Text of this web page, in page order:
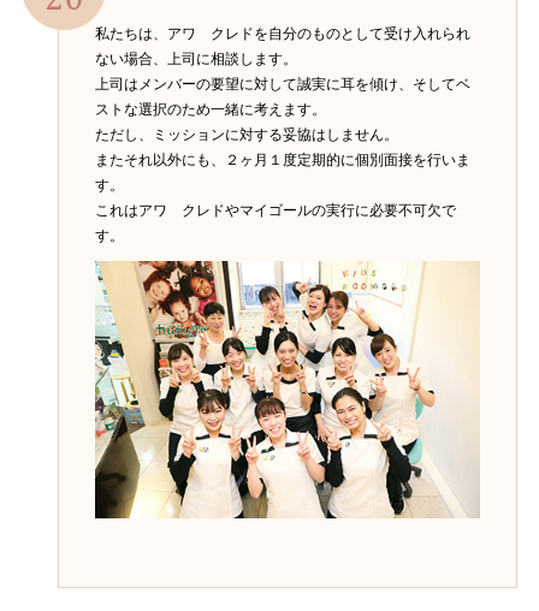
私たちは、アワ クレドを自分のものとして受け入れられ
ない場合、上司に相談します。
上司はメンバーの要望に対して誠実に耳を傾け、そしてベ
ストな選択のため一緒に考えます。
ただし、ミッションに対する妥協はしません。
またそれ以外にも、２ヶ月１度定期的に個別面接を行いま
す。
これはアワ クレドやマイゴールの実行に必要不可欠で
す。